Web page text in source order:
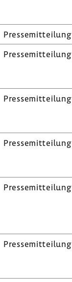
Pres­se­mit­tei­lung
Pres­se­mit­tei­lung
Pres­se­mit­tei­lung
Pres­se­mit­tei­lung
Pres­se­mit­tei­lung
Pres­se­mit­tei­lung